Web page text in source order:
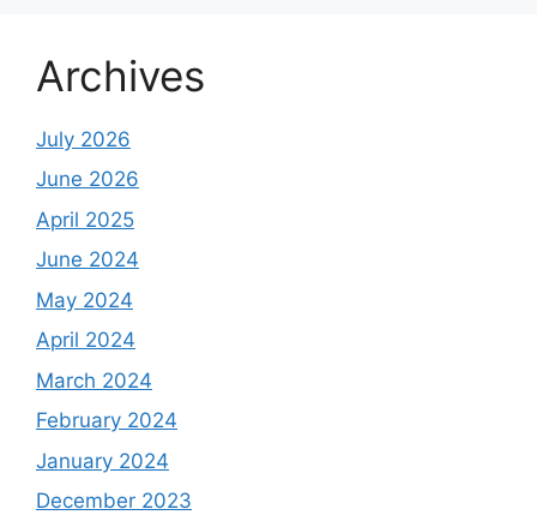
Archives
July 2026
June 2026
April 2025
June 2024
May 2024
April 2024
March 2024
February 2024
January 2024
December 2023